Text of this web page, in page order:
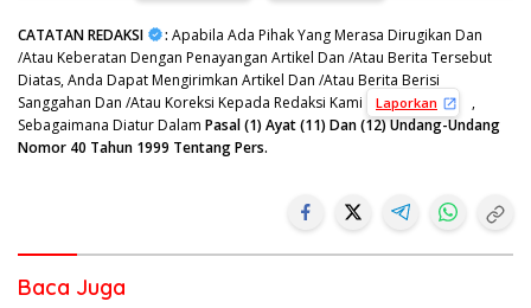
CATATAN REDAKSI : Apabila Ada Pihak Yang Merasa Dirugikan Dan
/Atau Keberatan Dengan Penayangan Artikel Dan /Atau Berita Tersebut
Diatas, Anda Dapat Mengirimkan Artikel Dan /Atau Berita Berisi
Sanggahan Dan /Atau Koreksi Kepada Redaksi Kami
Laporkan
,
Sebagaimana Diatur Dalam Pasal (1) Ayat (11) Dan (12) Undang-Undang
Nomor 40 Tahun 1999 Tentang Pers.
Baca Juga